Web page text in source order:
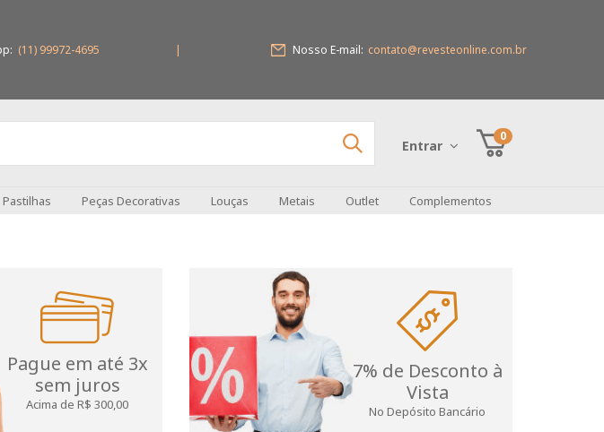
(11) 99972-4695 | Nosso E-mail: contato@revesteonline.com.br
Entrar
0
Pastilhas Peças Decorativas Louças Metais Outlet Complementos
Pague em até 3x
sem juros
Acima de R$ 300,00
7% de Desconto à
Vista
No Depósito Bancário